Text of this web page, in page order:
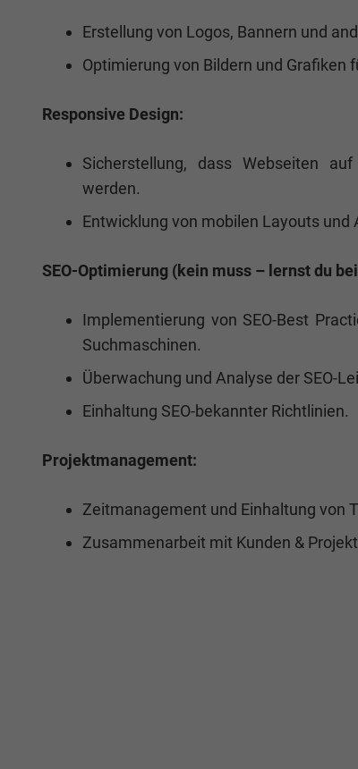
Erstellung von Logos, Bannern und
Optimierung von Bildern und Grafiken
Responsive Design:
Sicherstellung, dass Webseiten
werden.
Entwicklung von mobilen Layouts
SEO-Optimierung (kein muss – lernst du
Implementierung von SEO-Best
Suchmaschinen.
Überwachung und Analyse der SEO-
Einhaltung SEO-bekannter Richtlinien.
Projektmanagement:
Zeitmanagement und Einhaltung von
Zusammenarbeit mit Kunden &